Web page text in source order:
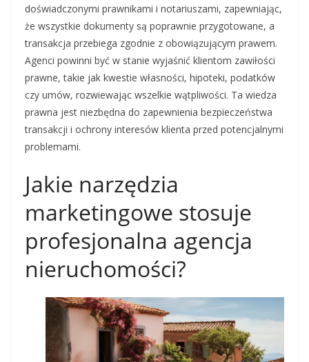
doświadczonymi prawnikami i notariuszami, zapewniając,
że wszystkie dokumenty są poprawnie przygotowane, a
transakcja przebiega zgodnie z obowiązującym prawem.
Agenci powinni być w stanie wyjaśnić klientom zawiłości
prawne, takie jak kwestie własności, hipoteki, podatków
czy umów, rozwiewając wszelkie wątpliwości. Ta wiedza
prawna jest niezbędna do zapewnienia bezpieczeństwa
transakcji i ochrony interesów klienta przed potencjalnymi
problemami.
Jakie narzędzia
marketingowe stosuje
profesjonalna agencja
nieruchomości?